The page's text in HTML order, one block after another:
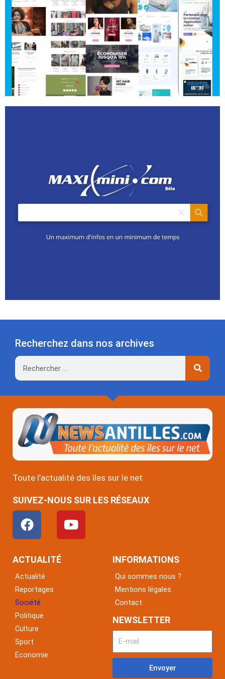
Recherchez dans nos archives
Rechercher
Toute l’actualité des îles sur le net
SUIVEZ-NOUS SUR LES RÉSEAUX
F
a
c
e
o
o
k
Y
o
u
ACTUALITÉ
Actualité
Reportages
Société
Politique
Culture
Sport
Economie
INFORMATIONS
Qui sommes nous ?
Mentions légales
Contact
NEWSLETTER
Envoyer